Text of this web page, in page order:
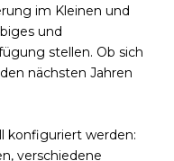
im Kleinen und
und
stellen. Ob sich
nächsten Jahren
konfiguriert werden:
verschiedene